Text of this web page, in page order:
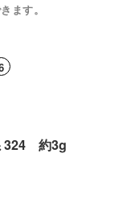
ドール用ルーム
ます。
324 約3g